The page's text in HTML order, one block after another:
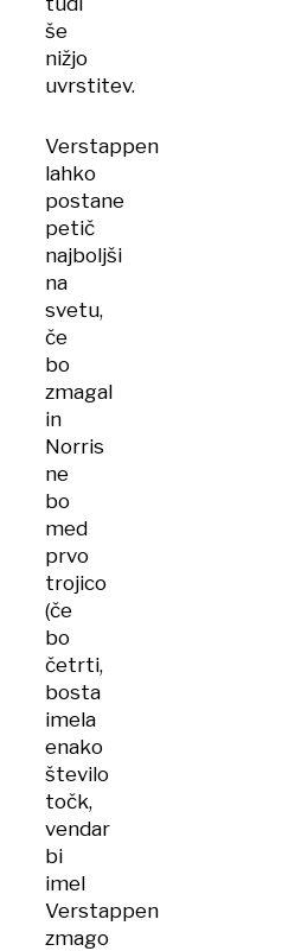
še
nižjo
uvrstitev.
Verstappen
lahko
postane
petič
najboljši
na
svetu,
če
bo
zmagal
in
Norris
ne
bo
med
prvo
trojico
(če
bo
četrti,
bosta
imela
enako
število
točk,
vendar
bi
imel
Verstappen
zmago